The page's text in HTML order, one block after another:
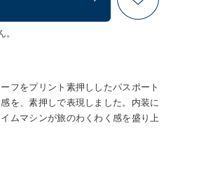
フをプリント素押ししたパスポート
を、素押しで表現しました。内装に
ムマシンが旅のわくわく感を盛り上